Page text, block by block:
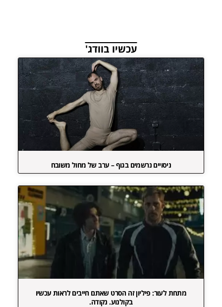
עכשיו בוודג'
ניסויים נרשמים בגוף – ערב של מחול משובח
מתחת לעור: פיליון זה הסרט שאתם חייבים לראות עכשיו
בקולנוע. נקודה.